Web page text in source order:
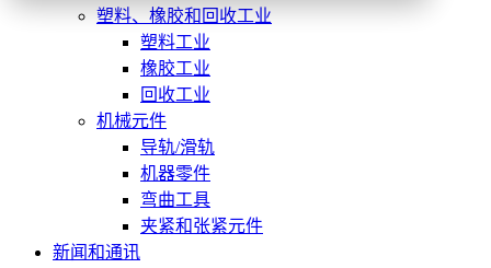
塑料、橡胶和回收工业
塑料工业
橡胶工业
回收工业
机械元件
导轨/滑轨
机器零件
弯曲工具
夹紧和张紧元件
新闻和通讯